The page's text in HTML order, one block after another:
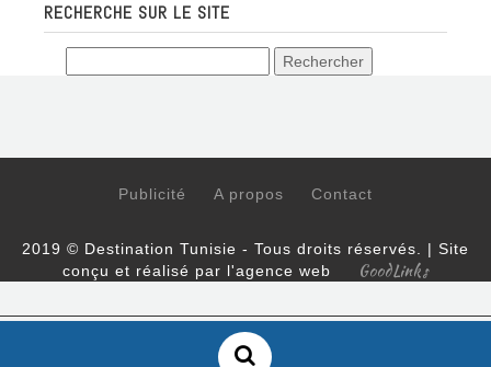
RECHERCHE SUR LE SITE
Publicité A propos Contact
2019 © Destination Tunisie - Tous droits réservés. | Site
conçu et réalisé par l'agence web
GoodLinks